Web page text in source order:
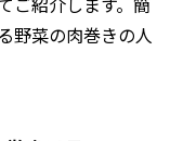
野菜の肉巻きの人